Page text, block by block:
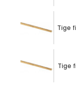
Tige
Tige